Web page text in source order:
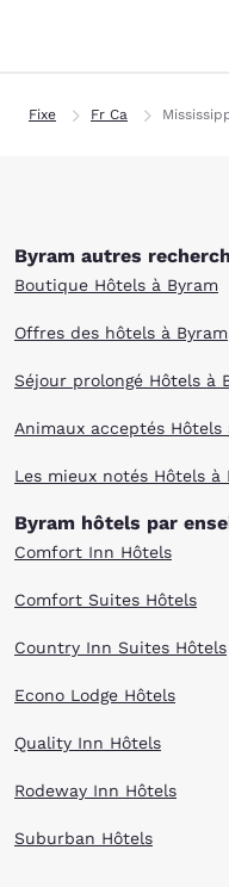
Fixe Fr Ca
Byram autres
Boutique Hôtels à Byram
Offres des hôtels à Byram
Séjour prolongé Hôtels à
Animaux acceptés Hôtels
Les mieux notés Hôtels à
Byram hôtels par
Comfort Inn Hôtels
Comfort Suites Hôtels
Country Inn Suites Hôtels
Econo Lodge Hôtels
Quality Inn Hôtels
Rodeway Inn Hôtels
Suburban Hôtels